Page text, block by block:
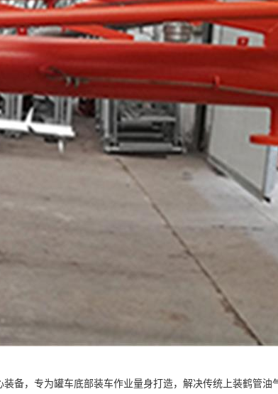
备，专为罐车底部装车作业量身打造，解决传统上装鹤管油